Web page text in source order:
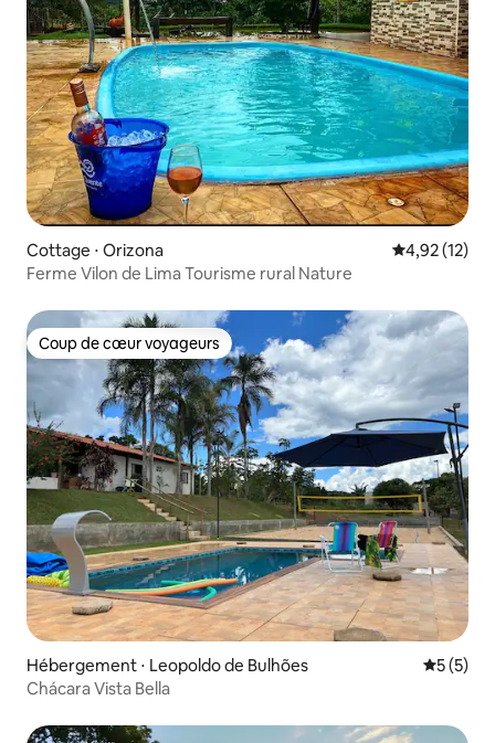
Cottage ⋅ Orizona Évaluation
4,92 (12)
Ferme Vilon de Lima Tourisme rural Nature
Coup de cœur voyageurs
Coup de cœur voyageurs
Hébergement ⋅ Leopoldo de Bulhões
5 (5)
Chácara Vista Bella